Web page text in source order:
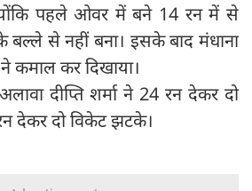
पहले ओवर में बने 14 रन में से
बल्ले से नहीं बना। इसके बाद मंधाना
कर दिखाया।
दीप्ति शर्मा ने 24 रन देकर दो
देकर दो विकेट झटके।